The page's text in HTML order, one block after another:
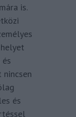
is.
és